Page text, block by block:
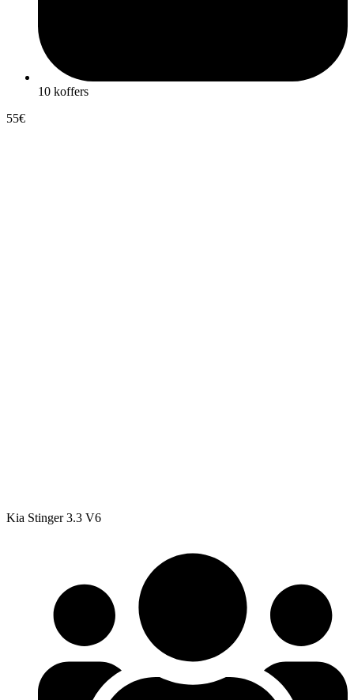
10 koffers
55€
Kia Stinger 3.3 V6